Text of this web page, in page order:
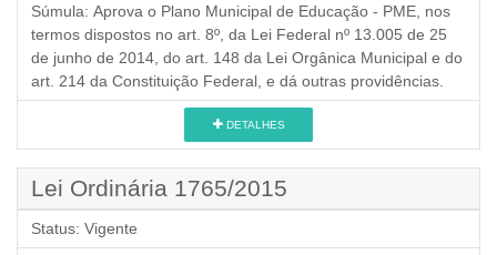
Súmula: Aprova o Plano Municipal de Educação - PME, nos
termos dispostos no art. 8º, da Lei Federal nº 13.005 de 25
de junho de 2014, do art. 148 da Lei Orgânica Municipal e do
art. 214 da Constituição Federal, e dá outras providências.
DETALHES
Lei Ordinária 1765/2015
Status: Vigente